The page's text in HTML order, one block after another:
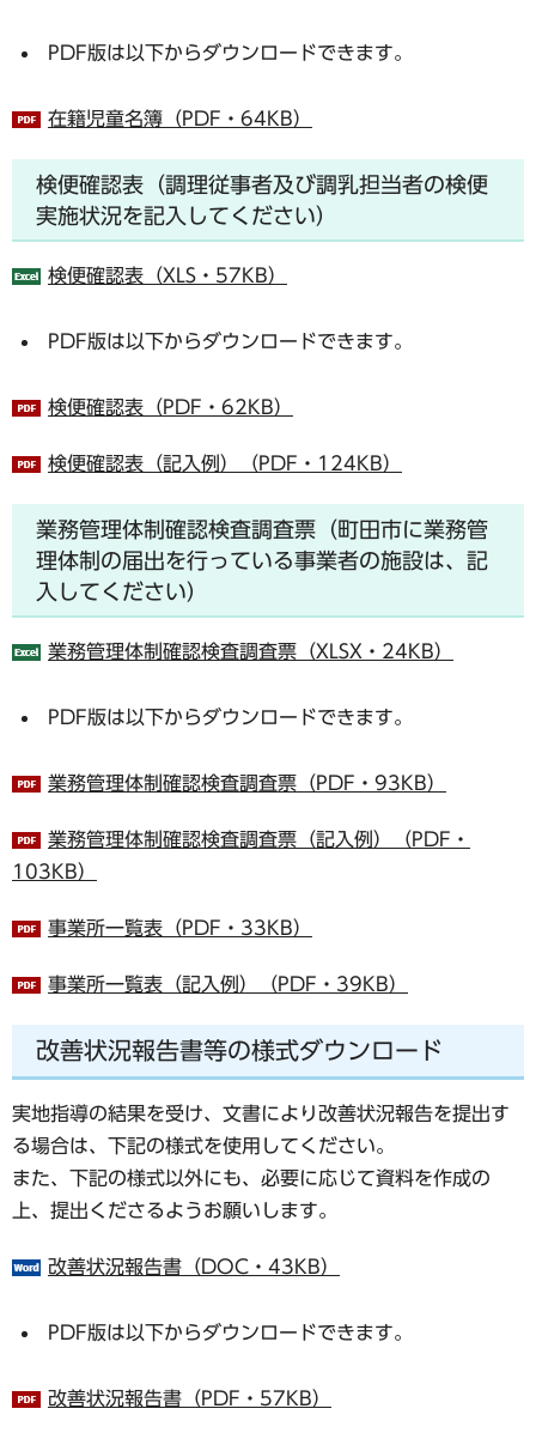
PDF版は以下からダウンロードできます。
在籍児童名簿（PDF・64KB）
検便確認表（調理従事者及び調乳担当者の検便
実施状況を記入してください）
検便確認表（XLS・57KB）
PDF版は以下からダウンロードできます。
検便確認表（PDF・62KB）
検便確認表（記入例）（PDF・124KB）
業務管理体制確認検査調査票（町田市に業務管
理体制の届出を行っている事業者の施設は、記
入してください）
業務管理体制確認検査調査票（XLSX・24KB）
PDF版は以下からダウンロードできます。
業務管理体制確認検査調査票（PDF・93KB）
業務管理体制確認検査調査票（記入例）（PDF・
103KB）
事業所一覧表（PDF・33KB）
事業所一覧表（記入例）（PDF・39KB）
改善状況報告書等の様式ダウンロード
実地指導の結果を受け、文書により改善状況報告を提出す
る場合は、下記の様式を使用してください。
また、下記の様式以外にも、必要に応じて資料を作成の
上、提出くださるようお願いします。
改善状況報告書（DOC・43KB）
PDF版は以下からダウンロードできます。
改善状況報告書（PDF・57KB）